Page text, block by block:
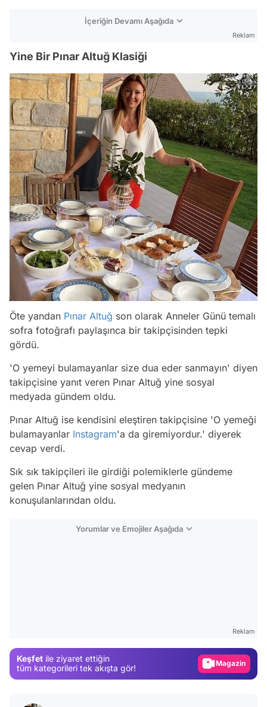
İçeriğin Devamı Aşağıda
Reklam
Yine Bir Pınar Altuğ Klasiği
Öte yandan Pınar Altuğ son olarak Anneler Günü temalı
sofra fotoğrafı paylaşınca bir takipçisinden tepki
gördü.
'O yemeyi bulamayanlar size dua eder sanmayın' diyen
takipçisine yanıt veren Pınar Altuğ yine sosyal
medyada gündem oldu.
Pınar Altuğ ise kendisini eleştiren takipçisine 'O yemeği
bulamayanlar Instagram'a da giremiyordur.' diyerek
cevap verdi.
Sık sık takipçileri ile girdiği polemiklerle gündeme
gelen Pınar Altuğ yine sosyal medyanın
konuşulanlarından oldu.
Yorumlar ve Emojiler Aşağıda
Reklam
Keşfet ile ziyaret ettiğin
tüm kategorileri tek akışta gör!
Magazin